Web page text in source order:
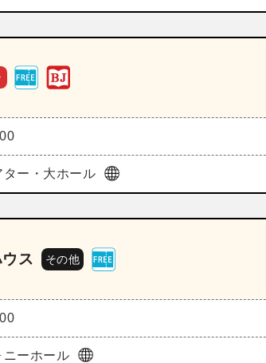
ー・大ホール
ス その他
ニーホール